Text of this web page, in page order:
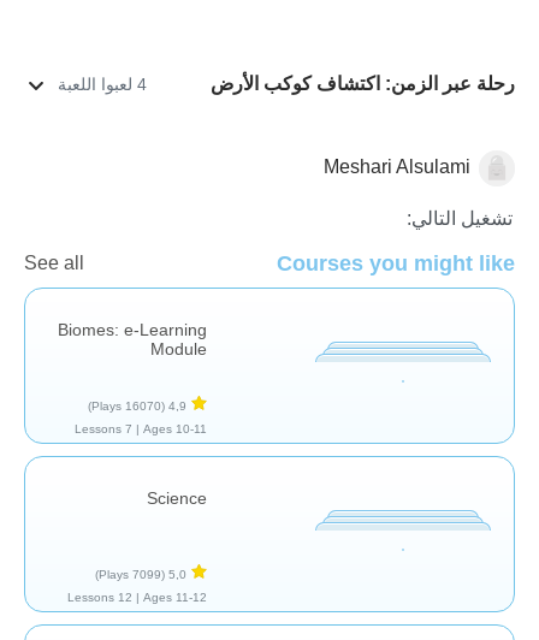
رحلة عبر الزمن: اكتشاف كوكب الأرض 4 لعبوا اللعبة
علوم الأرض
Meshari Alsulami
تشغيل التالي:
Courses you might like
See all
Biomes: e-Learning
Module
4,9
(16070 Plays)
Ages 10-11 |
7 Lessons
Science
5,0
(7099 Plays)
Ages 11-12 |
12 Lessons